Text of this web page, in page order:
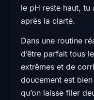
le pH reste haut, tu
après la clarté.
Dans une routine
d’être parfait tous
extrêmes et de
doucement est
qu’on laisse filer